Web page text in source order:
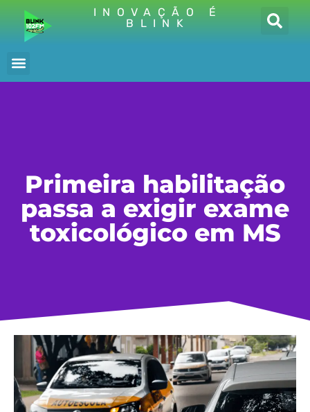
INOVAÇÃO É
BLINK
Primeira habilitação
passa a exigir exame
toxicológico em MS